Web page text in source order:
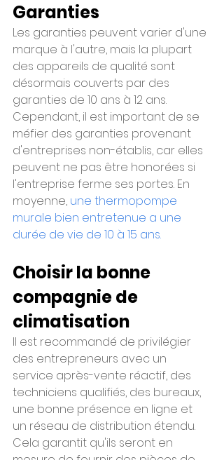
Garanties
Les garanties peuvent varier d'une
marque à l'autre, mais la plupart
des appareils de qualité sont
désormais couverts par des
garanties de 10 ans à 12 ans.
Cependant, il est important de se
méfier des garanties provenant
d'entreprises non-établis, car elles
peuvent ne pas être honorées si
l'entreprise ferme ses portes. En
moyenne, une thermopompe
murale bien entretenue a une
durée de vie de 10 à 15 ans.
Choisir la bonne
compagnie de
climatisation
Il est recommandé de privilégier
des entrepreneurs avec un
service après-vente réactif, des
techniciens qualifiés, des bureaux,
une bonne présence en ligne et
un réseau de distribution étendu.
Cela garantit qu'ils seront en